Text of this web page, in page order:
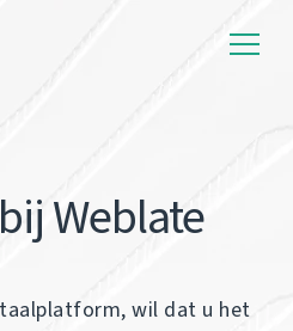
Weblate
wil dat u het